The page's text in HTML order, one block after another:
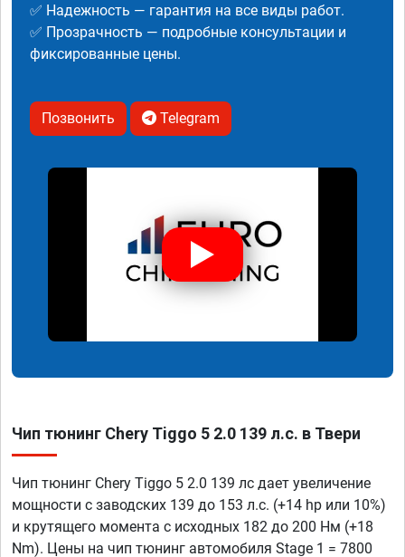
✅ Надежность — гарантия на все виды работ.
✅ Прозрачность — подробные консультации и
фиксированные цены.
Позвонить Telegram
Чип тюнинг Chery Tiggo 5 2.0 139 л.с. в Твери
Чип тюнинг Chery Tiggo 5 2.0 139 лс дает увеличение
мощности с заводских 139 до 153 л.с. (+14 hp или 10%)
и крутящего момента с исходных 182 до 200 Нм (+18
Nm). Цены на чип тюнинг автомобиля Stage 1 = 7800